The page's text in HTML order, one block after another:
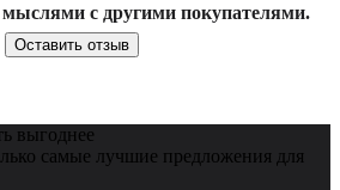
мыслями с другими покупателями.
Оставить отзыв
выгоднее
самые лучшие предложения для